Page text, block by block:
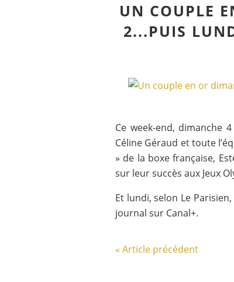
UN COUPLE
2...PUIS
Ce week-end, dimanche
Céline Géraud et toute
» de la boxe française,
sur leur succès aux Jeux
Et lundi, selon Le
journal sur Canal+.
« Article précédent